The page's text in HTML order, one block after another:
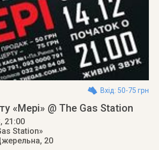
Вхід: 50-75 грн
«Мері» @ The Gas Station
, 21:00
Station»
20